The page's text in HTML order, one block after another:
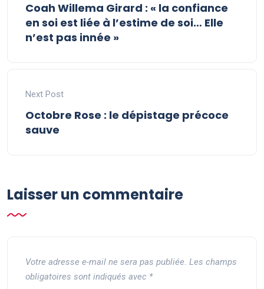
Coah Willema Girard : « la confiance
en soi est liée à l’estime de soi… Elle
n’est pas innée »
Next Post
Octobre Rose : le dépistage précoce
sauve
Laisser un commentaire
Votre adresse e-mail ne sera pas publiée. Les champs
obligatoires sont indiqués avec *